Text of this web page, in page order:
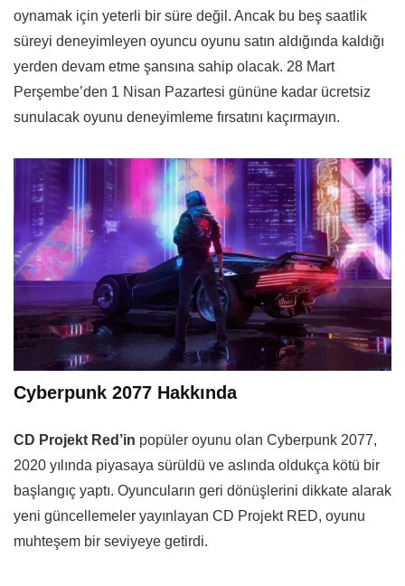
oynamak için yeterli bir süre değil. Ancak bu beş saatlik
süreyi deneyimleyen oyuncu oyunu satın aldığında kaldığı
yerden devam etme şansına sahip olacak. 28 Mart
Perşembe’den 1 Nisan Pazartesi gününe kadar ücretsiz
sunulacak oyunu deneyimleme fırsatını kaçırmayın.
Cyberpunk 2077 Hakkında
CD Projekt Red’in popüler oyunu olan Cyberpunk 2077,
2020 yılında piyasaya sürüldü ve aslında oldukça kötü bir
başlangıç yaptı. Oyuncuların geri dönüşlerini dikkate alarak
yeni güncellemeler yayınlayan CD Projekt RED, oyunu
muhteşem bir seviyeye getirdi.